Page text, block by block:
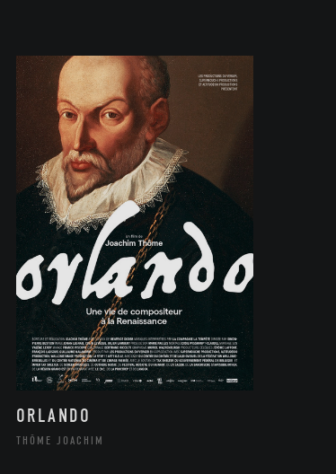
ORLANDO
THÔME JOACHIM